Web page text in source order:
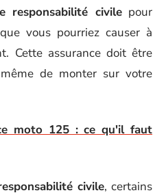
responsabilité civilepour
vous pourriez causer à
Cette assurance doit être
de monter sur votre
moto 125 : ce qu'il faut
civile, certains